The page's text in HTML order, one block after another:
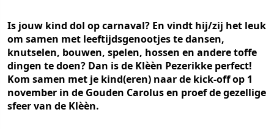
Is jouw kind dol op carnaval? En vindt hij/zij het leuk
om samen met leeftijdsgenootjes te dansen,
knutselen, bouwen, spelen, hossen en andere toffe
dingen te doen? Dan is de Klèèn Pezerikke perfect!
Kom samen met je kind(eren) naar de kick-off op 1
november in de Gouden Carolus en proef de gezellige
sfeer van de Klèèn.